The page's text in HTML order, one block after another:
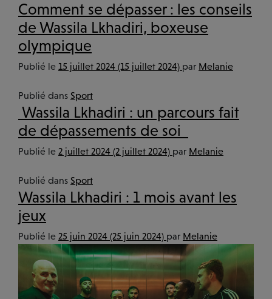
Comment se dépasser : les conseils
de Wassila Lkhadiri, boxeuse
olympique
Publié le 15 juillet 2024 (15 juillet 2024) par Melanie
Publié dans Sport
Wassila Lkhadiri : un parcours fait
de dépassements de soi
Publié le 2 juillet 2024 (2 juillet 2024) par Melanie
Publié dans Sport
Wassila Lkhadiri : 1 mois avant les
jeux
Publié le 25 juin 2024 (25 juin 2024) par Melanie